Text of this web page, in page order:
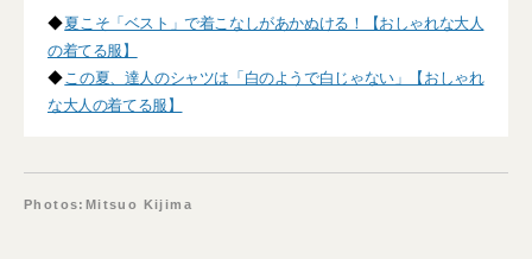
◆夏こそ「ベスト」で着こなしがあかぬける！【おしゃれな大人
の着てる服】
◆この夏、達人のシャツは「白のようで白じゃない」【おしゃれ
な大人の着てる服】
Photos:Mitsuo Kijima